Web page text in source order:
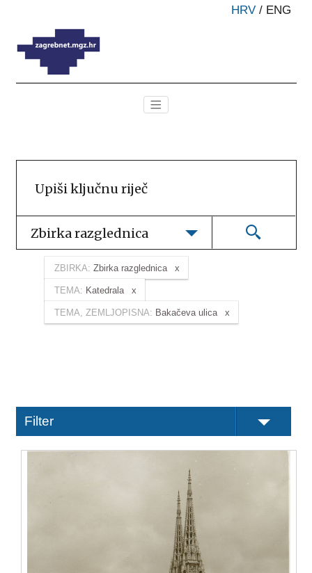
HRV / ENG
Zbirka razglednica
ZBIRKA: Zbirka razglednica
TEMA: Katedrala
TEMA, ZEMLJOPISNA: Bakačeva ulica
Filter